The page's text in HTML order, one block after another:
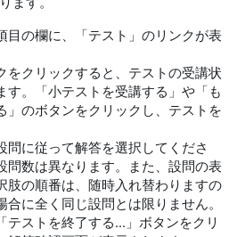
目の欄に、「テスト」のリンクが表
をクリックすると、テストの受講状
す。「小テストを受講する」や「も
」のボタンをクリックし、テストを
問に従って解答を選択してくださ
問数は異なります。また、設問の表
肢の順番は、随時入れ替わりますの
合に全く同じ設問とは限りません。
テストを終了する...」ボタンをクリ